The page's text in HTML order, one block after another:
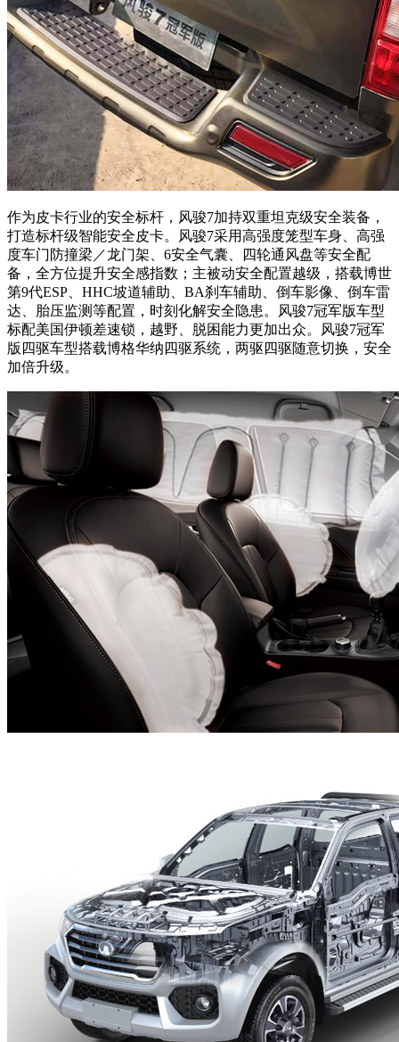
作为皮卡行业的安全标杆，风骏7加持双重坦克级安全装备，
打造标杆级智能安全皮卡。风骏7采用高强度笼型车身、高强
度车门防撞梁／龙门架、6安全气囊、四轮通风盘等安全配
备，全方位提升安全感指数；主被动安全配置越级，搭载博世
第9代ESP、HHC坡道辅助、BA刹车辅助、倒车影像、倒车雷
达、胎压监测等配置，时刻化解安全隐患。风骏7冠军版车型
标配美国伊顿差速锁，越野、脱困能力更加出众。风骏7冠军
版四驱车型搭载博格华纳四驱系统，两驱四驱随意切换，安全
加倍升级。